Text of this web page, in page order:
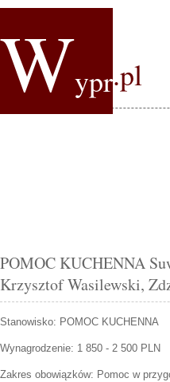
Wypr.pl
POMOC KUCHENNA
Krzysztof Wasilewski,
Stanowisko: POMOC KUCHENNA
Wynagrodzenie: 1 850 - 2 500 PLN
Zakres obowiązków: Pomoc w